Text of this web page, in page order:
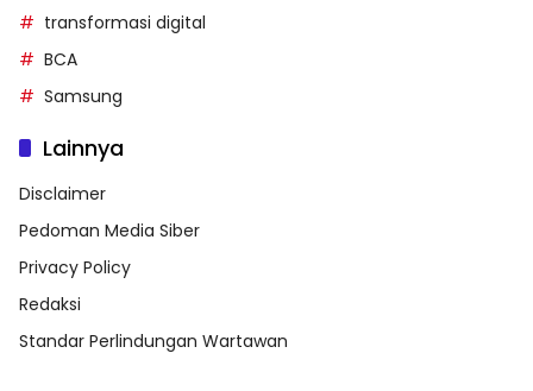
transformasi digital
BCA
Samsung
Lainnya
Disclaimer
Pedoman Media Siber
Privacy Policy
Redaksi
Standar Perlindungan Wartawan